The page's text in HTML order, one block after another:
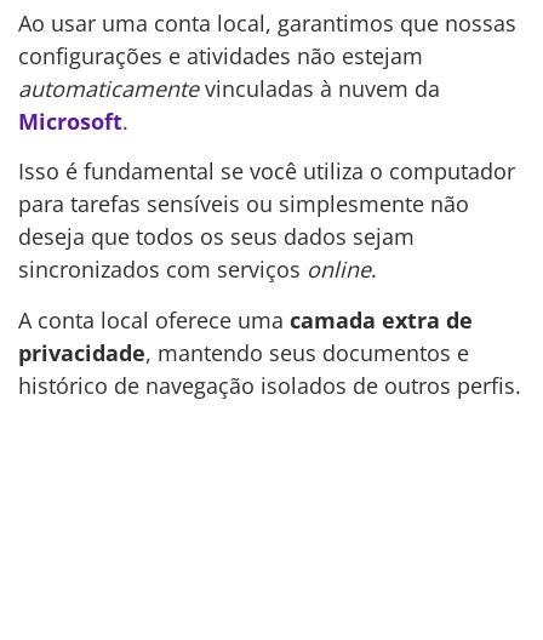
Ao usar uma conta local, garantimos que nossas
configurações e atividades não estejam
automaticamentevinculadas à nuvem da
Microsoft.
Isso é fundamental se você utiliza o computador
para tarefas sensíveis ou simplesmente não
deseja que todos os seus dados sejam
sincronizados com serviços online.
A conta local oferece uma camada extra de
privacidade, mantendo seus documentos e
histórico de navegação isolados de outros perfis.